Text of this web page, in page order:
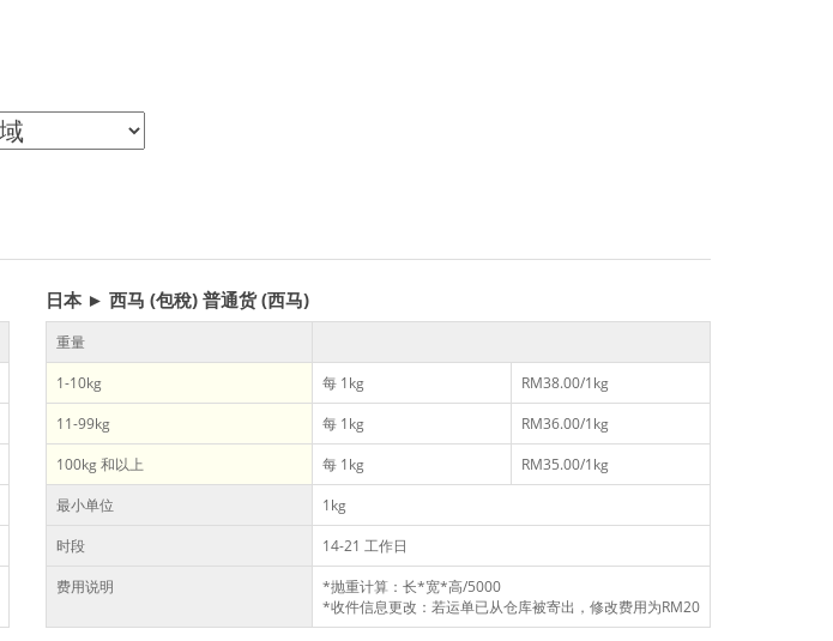
日本 ► 西马 (包稅) 普通货 (西马)
重量
1-10kg
每 1kg
RM38.00/1kg
11-99kg
每 1kg
RM36.00/1kg
100kg 和以上
每 1kg
RM35.00/1kg
最小单位
1kg
时段
14-21 工作日
费用说明
*抛重计算：长*宽*高/5000
*收件信息更改：若运单已从仓库被寄出，修改费用为RM20